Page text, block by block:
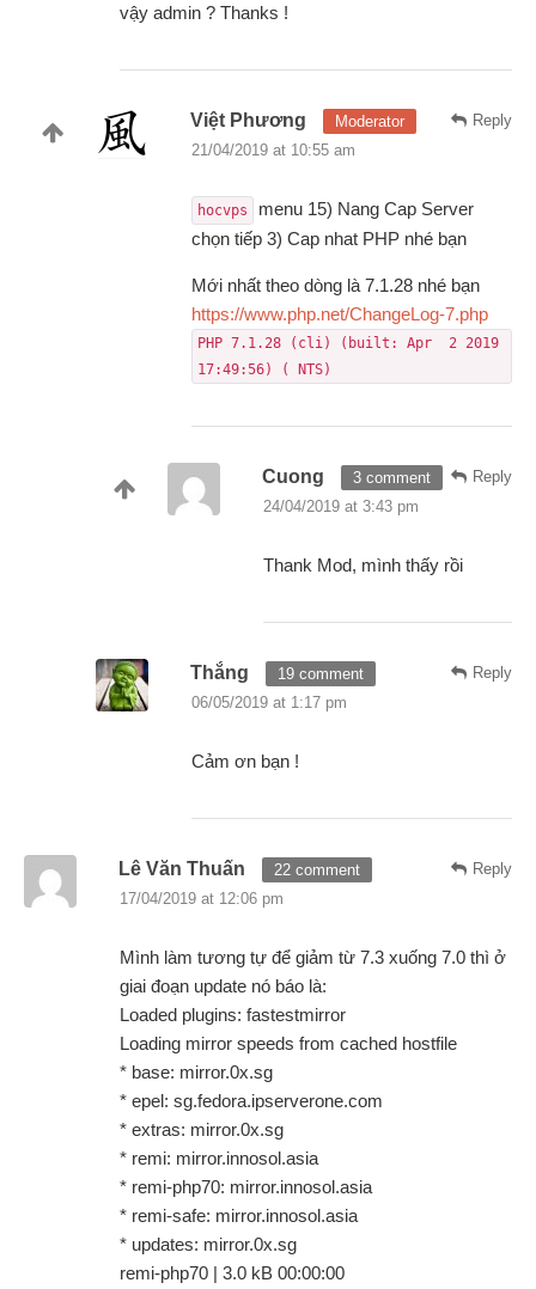
vậy admin ? Thanks !
Reply
Việt Phương
Moderator
21/04/2019 at 10:55 am
hocvps
menu 15) Nang Cap Server
chọn tiếp 3) Cap nhat PHP nhé bạn
Mới nhất theo dòng là 7.1.28 nhé bạn
https://www.php.net/ChangeLog-7.php
PHP 7.1.28 (cli) (built: Apr  2 2019
17:49:56) ( NTS)
Reply
Cuong
3 comment
24/04/2019 at 3:43 pm
Thank Mod, mình thấy rồi
Reply
Thắng
19 comment
06/05/2019 at 1:17 pm
Cảm ơn bạn !
Reply
Lê Văn Thuấn
22 comment
17/04/2019 at 12:06 pm
Mình làm tương tự để giảm từ 7.3 xuống 7.0 thì ở
giai đoạn update nó báo là:
Loaded plugins: fastestmirror
Loading mirror speeds from cached hostfile
* base: mirror.0x.sg
* epel: sg.fedora.ipserverone.com
* extras: mirror.0x.sg
* remi: mirror.innosol.asia
* remi-php70: mirror.innosol.asia
* remi-safe: mirror.innosol.asia
* updates: mirror.0x.sg
remi-php70 | 3.0 kB 00:00:00